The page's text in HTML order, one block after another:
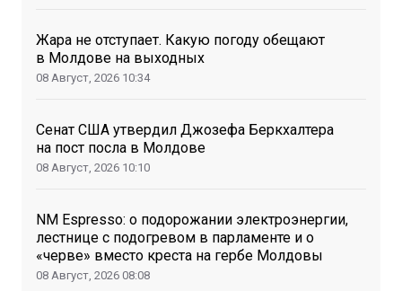
Жара не отступает. Какую погоду обещают
в Молдове на выходных
08 Август, 2026 10:34
Сенат США утвердил Джозефа Беркхалтера
на пост посла в Молдове
08 Август, 2026 10:10
NM Espresso: о подорожании электроэнергии,
лестнице с подогревом в парламенте и о
«черве» вместо креста на гербе Молдовы
08 Август, 2026 08:08